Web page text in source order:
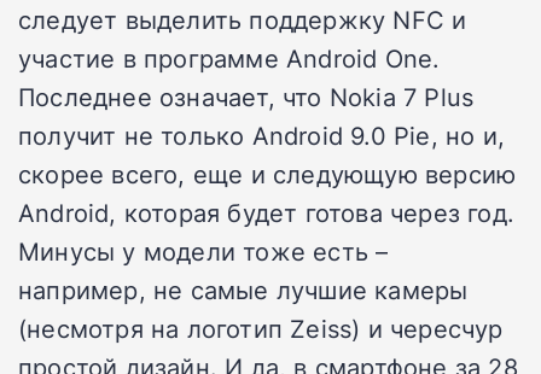
следует выделить поддержку NFC и
участие в программе Android One.
Последнее означает, что Nokia 7 Plus
получит не только Android 9.0 Pie, но и,
скорее всего, еще и следующую версию
Android, которая будет готова через год.
Минусы у модели тоже есть –
например, не самые лучшие камеры
(несмотря на логотип Zeiss) и чересчур
простой дизайн. И да, в смартфоне за 28